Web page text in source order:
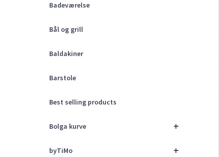
Badeværelse
Bål og grill
Baldakiner
Barstole
Best selling products
+
Bolga kurve
+
byTiMo